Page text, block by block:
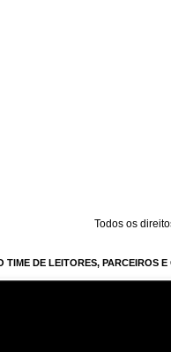
Todos os
TIME DE LEITORES, PARCEIROS